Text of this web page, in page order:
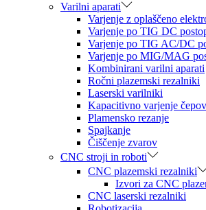
Varilni aparati
Varjenje z oplaščeno
Varjenje po TIG DC
Varjenje po TIG AC/DC
Varjenje po MIG/MAG
Kombinirani varilni aparati
Ročni plazemski rezalniki
Laserski varilniki
Kapacitivno varjenje čepov
Plamensko rezanje
Spajkanje
Čiščenje zvarov
CNC stroji in roboti
CNC plazemski rezalniki
Izvori za CNC
CNC laserski rezalniki